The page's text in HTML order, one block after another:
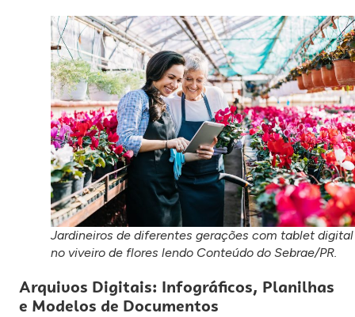
Jardineiros de diferentes gerações com tablet digital
no viveiro de flores lendo Conteúdo do Sebrae/PR.
Arquivos Digitais: Infográficos, Planilhas
e Modelos de Documentos